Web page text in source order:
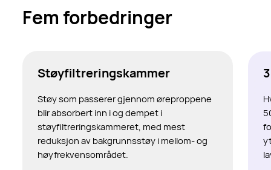
Fem forbedringer
Støyfiltreringskammer
Støy som passerer gjennom øreproppene
blir absorbert inn i og dempet i
støyfiltreringskammeret, med mest
reduksjon av bakgrunnsstøy i mellom- og
høyfrekvensområdet.